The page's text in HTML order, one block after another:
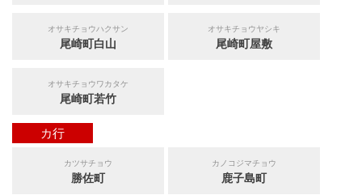
オサキチョウハクサン
尾崎町白山
オサキチョウヤシキ
尾崎町屋敷
オサキチョウワカタケ
尾崎町若竹
カ行
カツサチョウ
勝佐町
カノコジマチョウ
鹿子島町